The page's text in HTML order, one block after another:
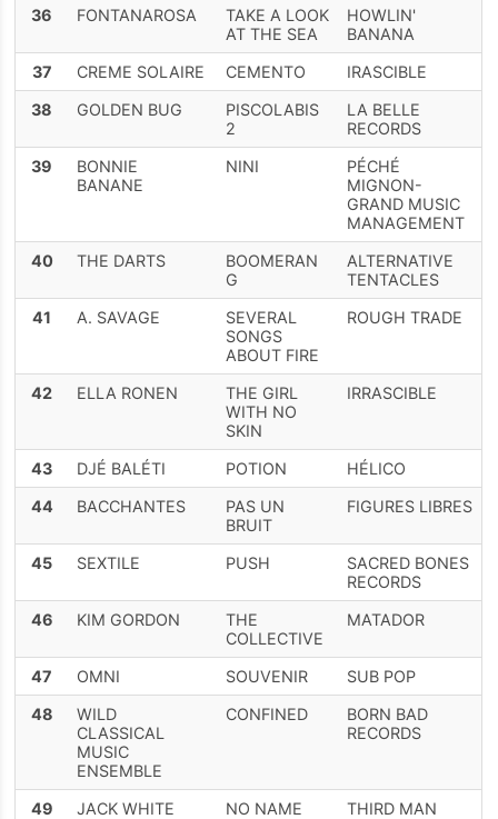
36
FONTANAROSA
TAKE A LOOK
AT THE SEA
HOWLIN'
BANANA
37
CREME SOLAIRE CEMENTO
IRASCIBLE
38
GOLDEN BUG
PISCOLABIS
2
LA BELLE
RECORDS
39
BONNIE
BANANE
NINI
PÉCHÉ
MIGNON-
GRAND MUSIC
MANAGEMENT
40
THE DARTS
BOOMERAN
G
ALTERNATIVE
TENTACLES
41
A. SAVAGE
SEVERAL
SONGS
ABOUT FIRE
ROUGH TRADE
42 ELLA RONEN
THE GIRL
WITH NO
SKIN
IRRASCIBLE
43 DJÉ BALÉTI POTION
HÉLICO
44
BACCHANTES
PAS UN
BRUIT
FIGURES LIBRES
45 SEXTILE PUSH
SACRED BONES
RECORDS
46
KIM GORDON
THE
COLLECTIVE
MATADOR
47 OMNI SOUVENIR
SUB POP
48
WILD
CLASSICAL
MUSIC
ENSEMBLE
CONFINED
BORN BAD
RECORDS
49 JACK WHITE NO NAME
THIRD MAN